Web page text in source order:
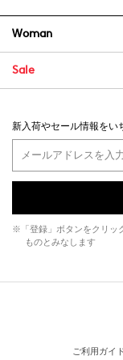
Woman
Sale
新入荷やセール情報をい
※「登録」ボタンをクリッ
ものとみなします
ご利用ガイ